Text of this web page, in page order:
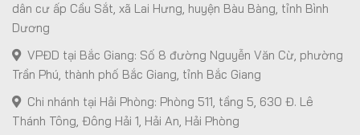
dân cư ấp Cầu Sắt, xã Lai Hưng, huyện Bàu Bàng, tỉnh Bình
Dương
VPĐD tại Bắc Giang: Số 8 đường Nguyễn Văn Cừ, phường
Trần Phú, thành phố Bắc Giang, tỉnh Bắc Giang
Chi nhánh tại Hải Phòng: Phòng 511, tầng 5, 630 Đ. Lê
Thánh Tông, Đông Hải 1, Hải An, Hải Phòng